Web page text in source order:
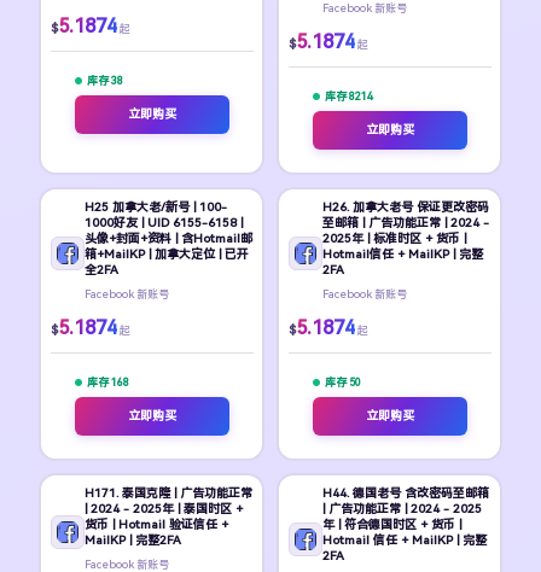
$5.1874 起
库存 38
立即购买
Facebook 新账号
$5.1874 起
库存 8214
立即购买
H25 加拿大老/新号 | 100-
1000好友 | UID 6155-6158 |
头像+封面+资料 | 含Hotmail邮
箱+MailKP | 加拿大定位 | 已开
全2FA
Facebook 新账号
$5.1874 起
库存 168
立即购买
H26. 加拿大老号 保证更改密码
至邮箱 | 广告功能正常 | 2024 -
2025年 | 标准时区 + 货币 |
Hotmail信任 + MailKP | 完整
2FA
Facebook 新账号
$5.1874 起
库存 50
立即购买
H171. 泰国克隆 | 广告功能正常
| 2024 - 2025年 | 泰国时区 +
货币 | Hotmail 验证信任 +
MailKP | 完整2FA
Facebook 新账号
H44. 德国老号 含改密码至邮箱
| 广告功能正常 | 2024 - 2025
年 | 符合德国时区 + 货币 |
Hotmail 信任 + MailKP | 完整
2FA